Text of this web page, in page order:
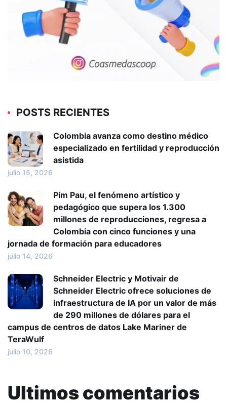
POSTS RECIENTES
Colombia avanza como destino médico
especializado en fertilidad y reproducción
asistida
julio 15, 2026
Pim Pau, el fenómeno artístico y
pedagógico que supera los 1.300
millones de reproducciones, regresa a
Colombia con cinco funciones y una
jornada de formación para educadores
julio 14, 2026
Schneider Electric y Motivair de
Schneider Electric ofrece soluciones de
infraestructura de IA por un valor de más
de 290 millones de dólares para el
campus de centros de datos Lake Mariner de
TeraWulf
julio 10, 2026
Ultimos comentarios